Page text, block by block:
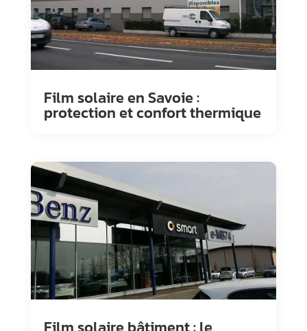
Film solaire en Savoie :
protection et confort thermique